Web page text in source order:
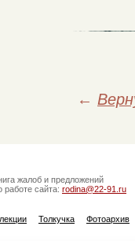
←
жалоб и предложений
работе сайта: rodina@22-91.ru
Толкучка Фотоархив